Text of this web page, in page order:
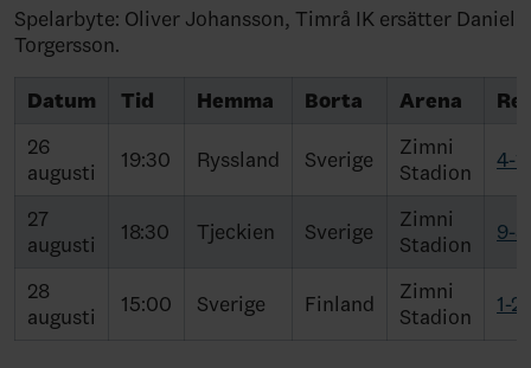
Spelarbyte: Oliver Johansson, Timrå IK ersätter Daniel
Torgersson.
Datum Tid Hemma Borta Arena
26
augusti
19:30 Ryssland Sverige
Zimni
Stadion
4-1
27
augusti
18:30 Tjeckien Sverige
Zimni
Stadion
9-3
28
augusti
15:00 Sverige Finland
Zimni
Stadion
1-2